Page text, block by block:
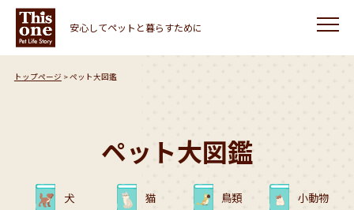
安心してペットと暮らすために
トップページ ペット大図鑑
ペット大図鑑
犬 猫 鳥類 小動物